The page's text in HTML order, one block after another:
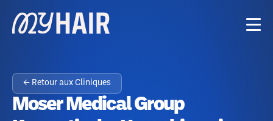
← Retour aux Cliniques
Moser Medical Group